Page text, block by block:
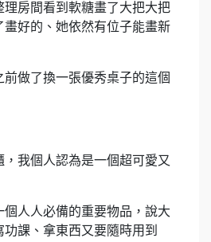
理房間看到軟糖畫了大把大把
畫好的、她依然有位子能畫新
做了換一張優秀桌子的這個
我個人認為是一個超可愛又
個人人必備的重要物品，說大
課、拿東西又要隨時用到